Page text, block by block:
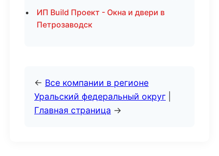
ИП Build Проект - Окна и двери в
Петрозаводск
← Все компании в регионе
Уральский федеральный округ
Главная страница →